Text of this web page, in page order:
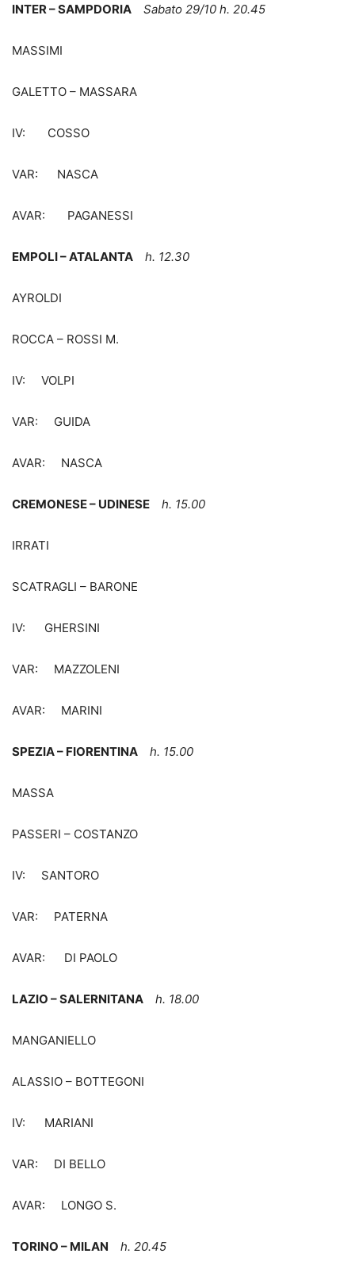
INTER – SAMPDORIA Sabato 29/10 h. 20.45
MASSIMI
GALETTO – MASSARA
IV: COSSO
VAR: NASCA
AVAR: PAGANESSI
EMPOLI – ATALANTA h. 12.30
AYROLDI
ROCCA – ROSSI M.
IV: VOLPI
VAR: GUIDA
AVAR: NASCA
CREMONESE – UDINESE h. 15.00
IRRATI
SCATRAGLI – BARONE
IV: GHERSINI
VAR: MAZZOLENI
AVAR: MARINI
SPEZIA – FIORENTINA h. 15.00
MASSA
PASSERI – COSTANZO
IV: SANTORO
VAR: PATERNA
AVAR: DI PAOLO
LAZIO – SALERNITANA h. 18.00
MANGANIELLO
ALASSIO – BOTTEGONI
IV: MARIANI
VAR: DI BELLO
AVAR: LONGO S.
TORINO – MILAN h. 20.45